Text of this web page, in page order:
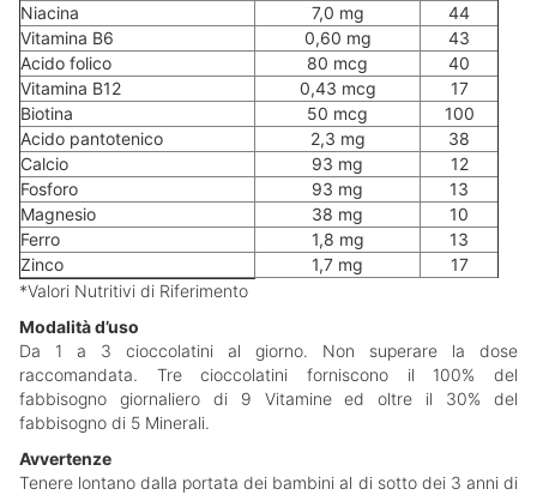
Niacina
7,0 mg
44
Vitamina B6
0,60 mg
43
Acido folico
80 mcg
40
Vitamina B12
0,43 mcg
17
Biotina
50 mcg
100
Acido pantotenico
2,3 mg
38
Calcio
93 mg
12
Fosforo
93 mg
13
Magnesio
38 mg
10
Ferro
1,8 mg
13
Zinco
1,7 mg
17
*Valori Nutritivi di Riferimento
Modalità d’uso
Da 1 a 3 cioccolatini al giorno. Non superare la dose
raccomandata. Tre cioccolatini forniscono il 100% del
fabbisogno giornaliero di 9 Vitamine ed oltre il 30% del
fabbisogno di 5 Minerali.
Avvertenze
Tenere lontano dalla portata dei bambini al di sotto dei 3 anni di